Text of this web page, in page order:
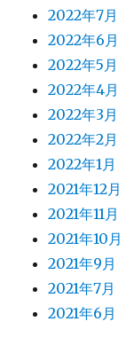
2022年7月
2022年6月
2022年5月
2022年4月
2022年3月
2022年2月
2022年1月
2021年12月
2021年11月
2021年10月
2021年9月
2021年7月
2021年6月